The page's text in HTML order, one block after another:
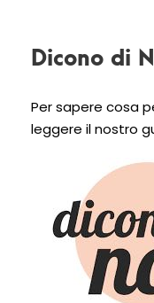
Dicono di
Per sapere cosa
leggere il nostro